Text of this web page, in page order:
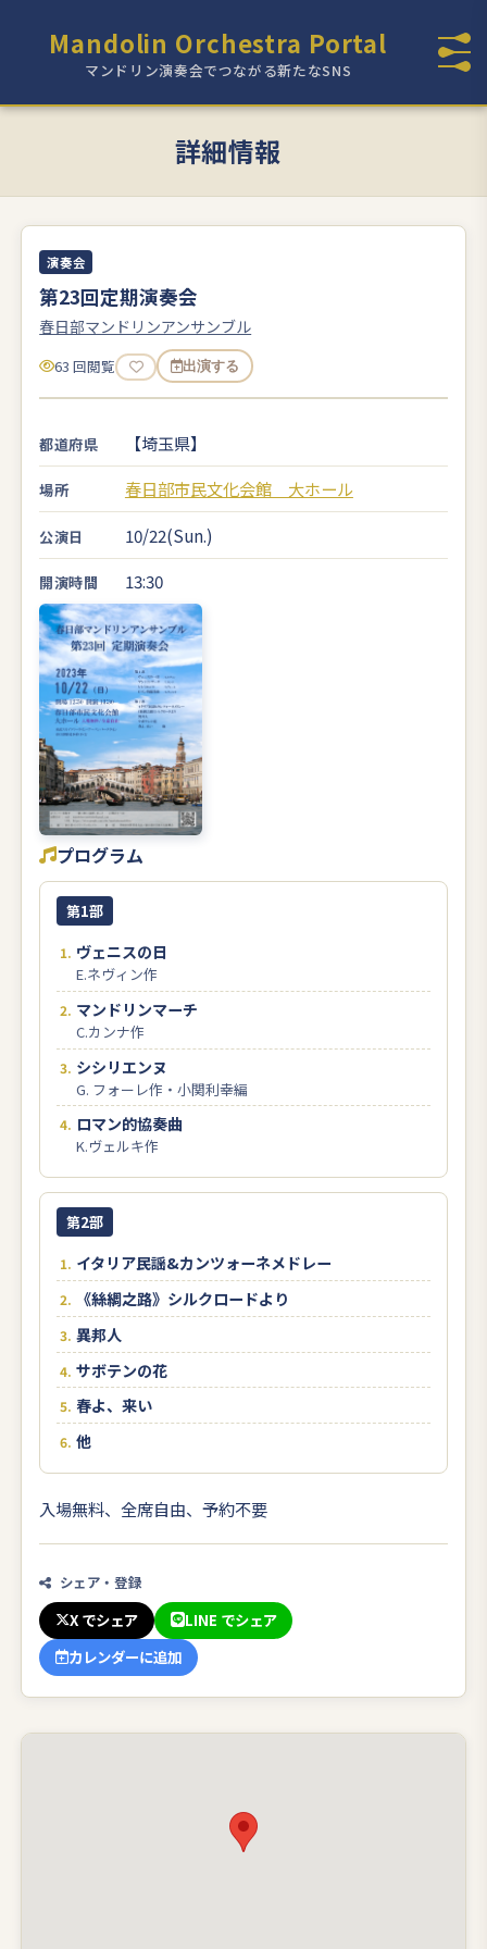
Mandolin Orchestra Portal
マンドリン演奏会でつながる新たなSNS
詳細情報
演奏会
第23回定期演奏会
春日部マンドリンアンサンブル
63 回閲覧 出演する
都道府県 【埼玉県】
場所 春日部市民文化会館 大ホール
公演日 10/22(Sun.)
開演時間 13:30
プログラム
第1部
ヴェニスの日
E.ネヴィン作
マンドリンマーチ
C.カンナ作
シシリエンヌ
G. フォーレ作・小関利幸編
ロマン的協奏曲
K.ヴェルキ作
第2部
イタリア民謡&カンツォーネメドレー
《絲綢之路》シルクロードより
異邦人
サボテンの花
春よ、来い
他
入場無料、全席自由、予約不要
シェア・登録
X でシェア
LINE でシェア
カレンダーに追加